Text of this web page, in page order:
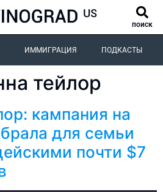
поиск
ИММИГРАЦИЯ ПОДКАСТЫ
тейлор
кампания на
для семьи
почти $7